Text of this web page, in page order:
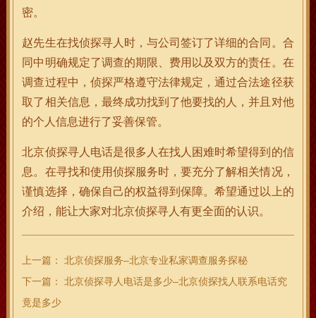
密。
赵先生在找侦探寻人时，与公司签订了详细的合同。合
同中明确规定了调查的期限、费用以及双方的责任。在
调查过程中，侦探严格遵守法律规定，通过合法途径获
取了相关信息，最终成功找到了他要找的人，并且对他
的个人信息进行了妥善保管。
北京侦探寻人电话是很多人在找人困难时希望得到的信
息。在寻找和使用侦探服务时，要充分了解相关情况，
谨慎选择，确保自己的权益得到保障。希望通过以上的
介绍，能让大家对北京侦探寻人有更全面的认识。
上一篇：
北京侦探服务–北京专业私家调查服务探秘
下一篇：
北京侦探寻人电话是多少–北京侦探找人联系电话究
竟是多少